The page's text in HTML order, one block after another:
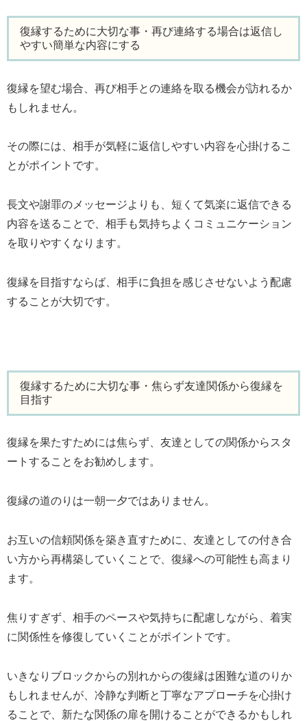
復縁するために大切な事・再び連絡する場合は返信し
やすい簡単な内容にする
復縁を望む場合、再び相手との連絡を取る機会が訪れるか
もしれません。
その際には、相手が気軽に返信しやすい内容を心掛けるこ
とがポイントです。
長文や謝罪のメッセージよりも、短くて気楽に返信できる
内容を送ることで、相手も気持ちよくコミュニケーション
を取りやすくなります。
復縁を目指すならば、相手に負担を感じさせないよう配慮
することが大切です。
復縁するために大切な事・焦らず友達関係から復縁を
目指す
復縁を果たすためには焦らず、友達としての関係からスタ
ートすることをお勧めします。
復縁の道のりは一朝一夕ではありません。
お互いの信頼関係を築き直すために、友達としての付き合
い方から再構築していくことで、復縁への可能性も高まり
ます。
焦りすぎず、相手のペースや気持ちに配慮しながら、着実
に関係性を修復していくことがポイントです。
いきなりブロックからの別れからの復縁は困難な道のりか
もしれませんが、冷静な判断と丁寧なアプローチを心掛け
ることで、新たな関係の扉を開けることができるかもしれ